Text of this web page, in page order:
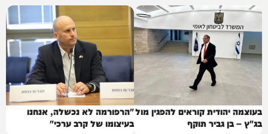
בעוצמה יהודית קוראים להפגין מול
בג"ץ – בן גביר תוקף
"הרפורמה לא נכשלה, אנחנו
בעיצומו של קרב ערכי"